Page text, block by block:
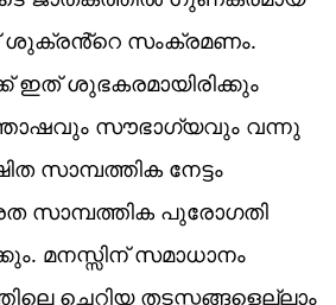
ശുക്രൻ്റെ സംക്രമണം.
ഇത് ശുഭകരമായിരിക്കും
സൗഭാഗ്യവും വന്നു
സാമ്പത്തിക നേട്ടം
സാമ്പത്തിക പുരോഗതി
മനസ്സിന് സമാധാനം
ചെറിയ തടസ്സങ്ങളെല്ലാം